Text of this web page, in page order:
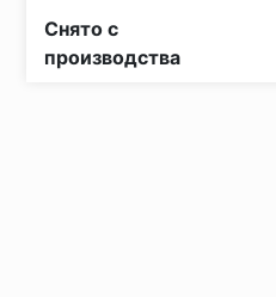
Снято с
производства